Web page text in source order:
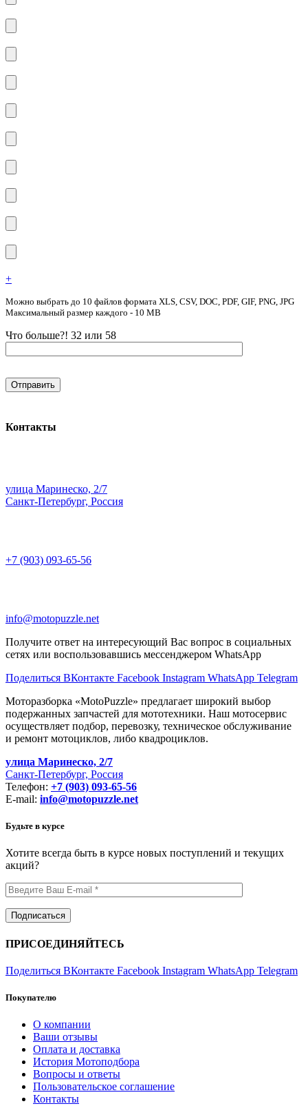
+
Можно выбрать до 10 файлов формата XLS, CSV, DOC, PDF, GIF, PNG, JPG
Максимальный размер каждого - 10 MB
Что больше?! 32 или 58
Контакты
улица Маринеско, 2/7
Санкт-Петербург, Россия
+7 (903) 093-65-56
info@motopuzzle.net
Получите ответ на интересующий Вас вопрос в социальных
сетях или воспользовавшись мессенджером WhatsApp
Поделиться ВКонтакте Facebook Instagram WhatsApp Telegram
Моторазборка «MotoPuzzle» предлагает широкий выбор
подержанных запчастей для мототехники. Наш мотосервис
осуществляет подбор, перевозку, техническое обслуживание
и ремонт мотоциклов, либо квадроциклов.
улица Маринеско, 2/7
Санкт-Петербург, Россия
Телефон: +7 (903) 093-65-56
E-mail: info@motopuzzle.net
Будьте в курсе
Хотите всегда быть в курсе новых поступлений и текущих
акций?
ПРИСОЕДИНЯЙТЕСЬ
Поделиться ВКонтакте Facebook Instagram WhatsApp Telegram
Покупателю
О компании
Ваши отзывы
Оплата и доставка
История Мотоподбора
Вопросы и ответы
Пользовательское соглашение
Контакты